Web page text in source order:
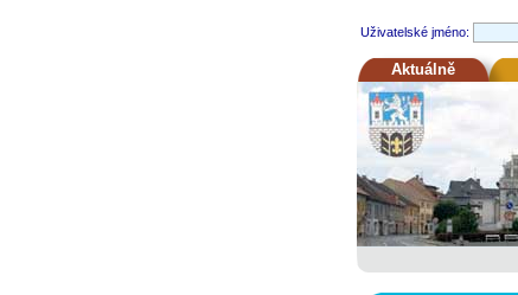
Uživatelské jméno:
Aktuálně